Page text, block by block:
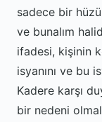
sadece bir
ve bunalım
ifadesi, kişinin
isyanını ve bu
Kadere karşı
bir nedeni